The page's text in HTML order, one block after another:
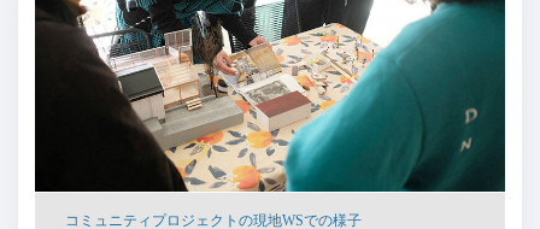
コミュニティプロジェクトの現地WSでの様子